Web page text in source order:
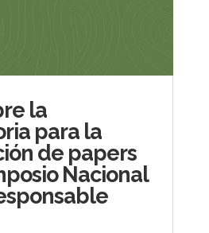
la
para la
de papers
Nacional